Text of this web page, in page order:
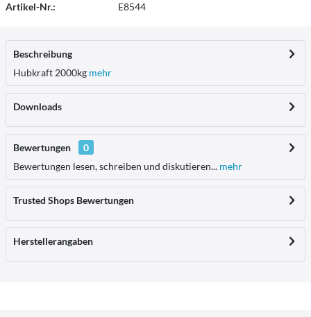
Artikel-Nr.: E8544
Beschreibung
Hubkraft 2000kg mehr
Downloads
Bewertungen
0
Bewertungen lesen, schreiben und diskutieren... mehr
Trusted Shops Bewertungen
Herstellerangaben